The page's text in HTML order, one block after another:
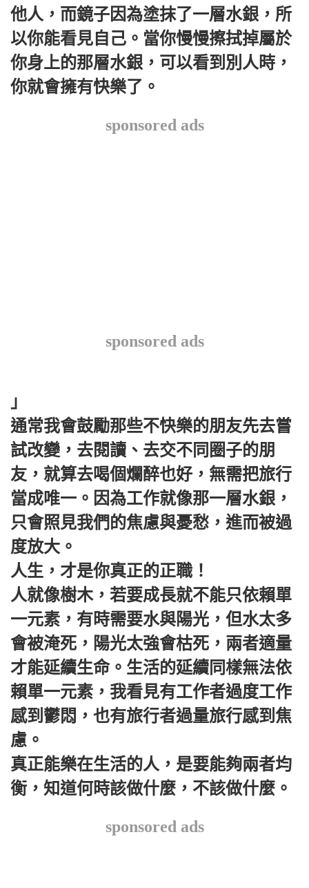
他人，而鏡子因為塗抹了一層水銀，所
以你能看見自己。當你慢慢擦拭掉屬於
你身上的那層水銀，可以看到別人時，
你就會擁有快樂了。
sponsored ads
sponsored ads
」
通常我會鼓勵那些不快樂的朋友先去嘗
試改變，去閱讀、去交不同圈子的朋
友，就算去喝個爛醉也好，無需把旅行
當成唯一。因為工作就像那一層水銀，
只會照見我們的焦慮與憂愁，進而被過
度放大。
人生，才是你真正的正職！
人就像樹木，若要成長就不能只依賴單
一元素，有時需要水與陽光，但水太多
會被淹死，陽光太強會枯死，兩者適量
才能延續生命。生活的延續同樣無法依
賴單一元素，我看見有工作者過度工作
感到鬱悶，也有旅行者過量旅行感到焦
慮。
真正能樂在生活的人，是要能夠兩者均
衡，知道何時該做什麼，不該做什麼。
sponsored ads